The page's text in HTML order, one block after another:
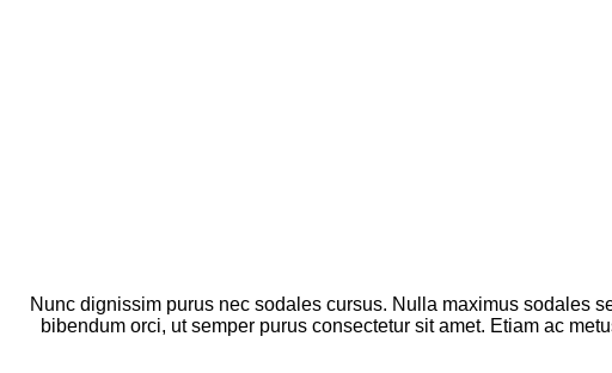
Nunc dignissim purus nec sodales cursus. Nulla maximus sodales
bibendum orci, ut semper purus consectetur sit amet. Etiam ac